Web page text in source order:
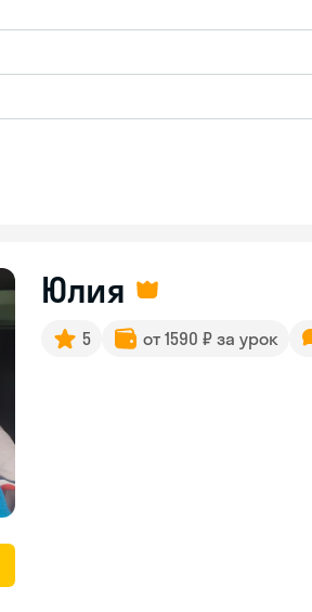
Юлия
5 от 1590 ₽ за урок